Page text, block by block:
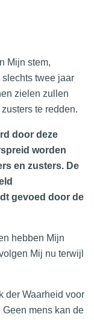
Mijn stem,
twee jaar
zielen zullen
te redden.
door deze
worden
en zusters. De
gevoed door de
hebben Mijn
Mij nu terwijl
der Waarheid voor
mens kan de